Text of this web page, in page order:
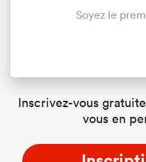
Soyez le
Inscrivez-vous
vous en